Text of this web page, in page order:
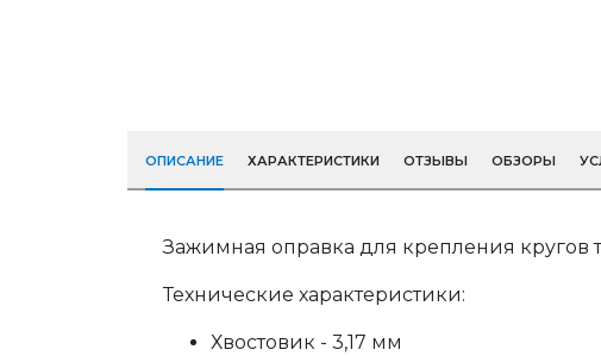
ОПИСАНИЕ ХАРАКТЕРИСТИКИ ОТЗЫВЫ ОБЗОРЫ
Зажимная оправка для крепления кругов
Технические характеристики:
Хвостовик - 3,17 мм